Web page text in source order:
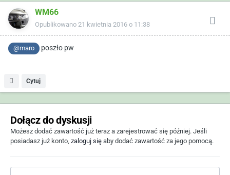
WM66
Opublikowano 21 kwietnia 2016 o 11:38
@maro poszło pw
Cytuj
Dołącz do dyskusji
Możesz dodać zawartość już teraz a zarejestrować się później. Jeśli
posiadasz już konto, zaloguj się aby dodać zawartość za jego pomocą.